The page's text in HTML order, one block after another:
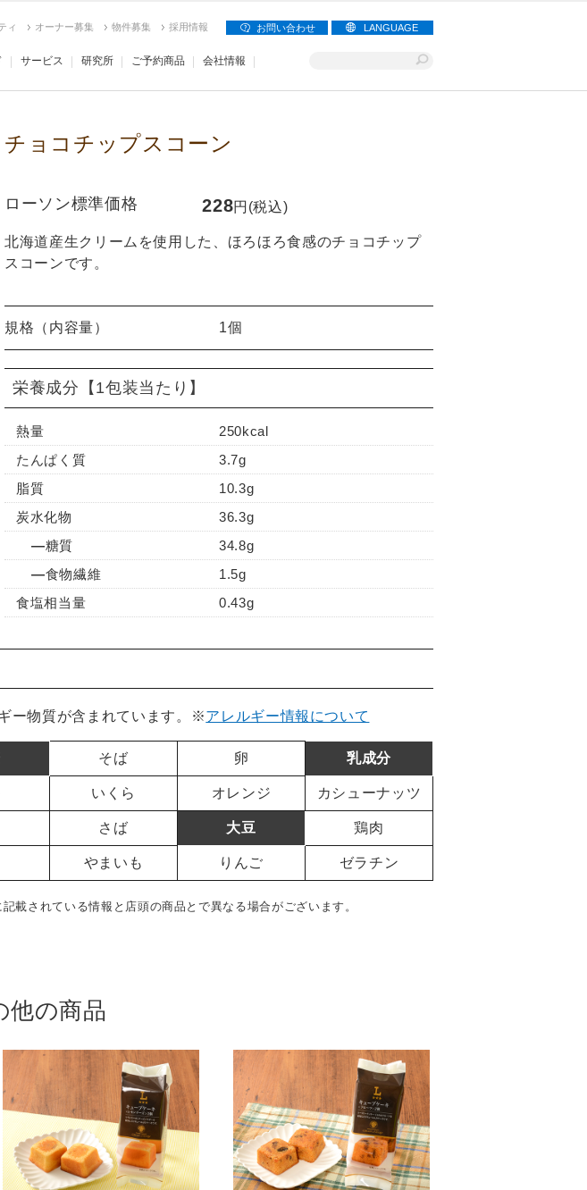
ィ オーナー募集 物件募集 採用情報 お問い合わせ LANGUAGE
サービス 研究所 ご予約商品 会社情報
チョコチップスコーン
ローソン標準価格 228円(税込)
北海道産生クリームを使用した、ほろほろ食感のチョコチップ
スコーンです。
規格（内容量） 1個
栄養成分 【1包装当たり】
熱量
250kcal
たんぱく質
3.7g
脂質
10.3g
炭水化物
36.3g
糖質
34.8g
食物繊維
1.5g
食塩相当量
0.43g
ー物質が含まれています。 ※アレルギー情報について
そば 卵 乳成分
いくら オレンジ カシューナッツ
さば 大豆 鶏肉
やまいも りんご ゼラチン
されている情報と店頭の商品とで異なる場合がございます。
の商品